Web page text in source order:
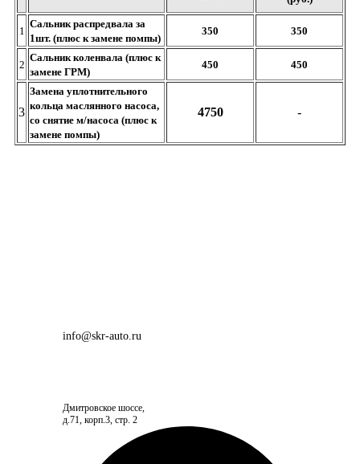
1
Сальник распредвала за
1шт. (плюс к замене помпы)
350 350
2
Сальник коленвала (плюс к
замене ГРМ)
450 450
3
Замена уплотнительного
кольца маслянного насоса,
со снятие м/насоса (плюс к
замене помпы)
4750 -
info@skr-auto.ru
Дмитровское шоссе,
д.71, корп.3, стр. 2